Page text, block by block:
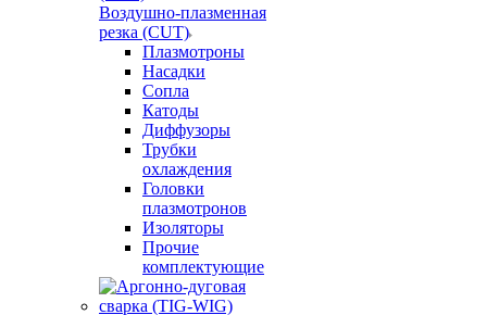
Воздушно-плазменная
резка (CUT)
Плазмотроны
Насадки
Сопла
Катоды
Диффузоры
Трубки
охлаждения
Головки
плазмотронов
Изоляторы
Прочие
комплектующие